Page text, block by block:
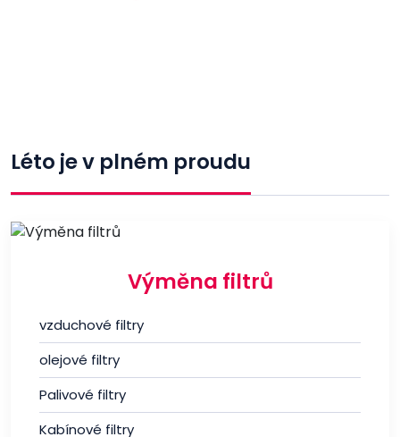
Léto je v plném proudu
Výměna filtrů
vzduchové filtry
olejové filtry
Palivové filtry
Kabínové filtry